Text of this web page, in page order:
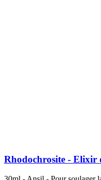
Rhodochrosite - Elixir